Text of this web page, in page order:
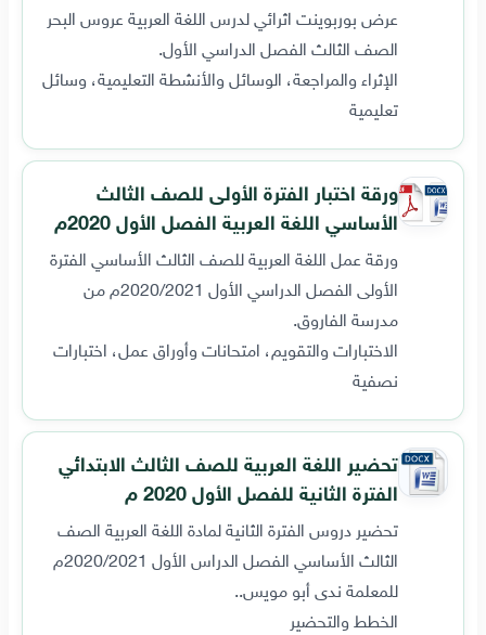
عرض بوربوينت اثرائي لدرس اللغة العربية عروس البحر
الصف الثالث الفصل الدراسي الأول.
الإثراء والمراجعة، الوسائل والأنشطة التعليمية، وسائل
تعليمية
ورقة اختبار الفترة الأولى للصف الثالث
الأساسي اللغة العربية الفصل الأول 2020م
ورقة عمل اللغة العربية للصف الثالث الأساسي الفترة
الأولى الفصل الدراسي الأول 2020/2021م من
مدرسة الفاروق.
الاختبارات والتقويم، امتحانات وأوراق عمل، اختبارات
نصفية
تحضير اللغة العربية للصف الثالث الابتدائي
الفترة الثانية للفصل الأول 2020 م
تحضير دروس الفترة الثانية لمادة اللغة العربية الصف
الثالث الأساسي الفصل الدراس الأول 2020/2021م
للمعلمة ندى أبو مويس..
الخطط والتحضير